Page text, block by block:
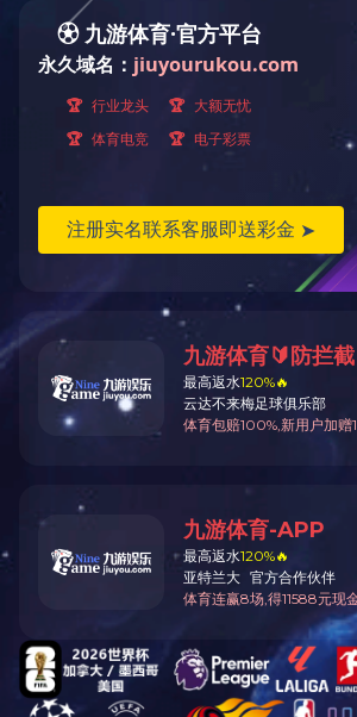
返回顶部
星空手机网页版登录入口
江苏省无锡市梁溪区飞宏路8号